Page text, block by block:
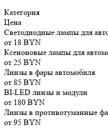
Категория
Цена
Светодиодные лампы для
от 18 BYN
Ксеноновые лампы для
от 25 BYN
Линзы в фары автомобиля
от 85 BYN
BI-LED линзы и модули
от 180 BYN
Линзы в противотуманные
от 95 BYN